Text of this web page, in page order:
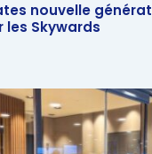
nouvelle
nouvelle
les Skywards